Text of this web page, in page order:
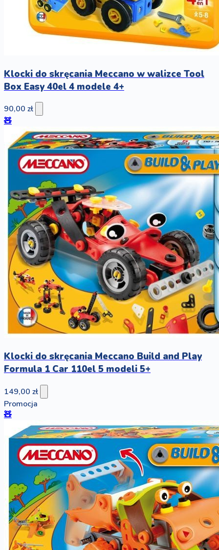
Klocki do skręcania Meccano w walizce Tool
Box Easy 40el 4 modele 4+
90,00 zł
🧸
Klocki do skręcania Meccano Build and Play
Formula 1 Car 110el 5 modeli 5+
149,00 zł
Promocja
🧸